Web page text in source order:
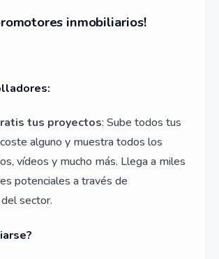
inmobiliarios!
tus proyectos: Sube todos tus
alguno y muestra todos los
vídeos y mucho más. Llega a miles
potenciales a través de
sector.